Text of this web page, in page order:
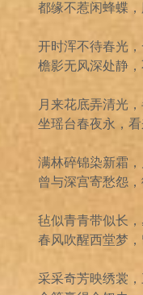
都缘不惹闲蜂蝶，
开时浑不待春光，
檐影无风深处静，
月来花底弄清光，
坐瑶台春夜永，看
满林碎锦染新霜，
曾与深宫寄愁怨，
毡似青青带似长，
春风吹醒西堂梦，
采采奇芳映绣裳，